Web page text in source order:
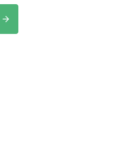
arrow_forward